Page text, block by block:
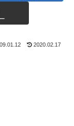
2020.02.17